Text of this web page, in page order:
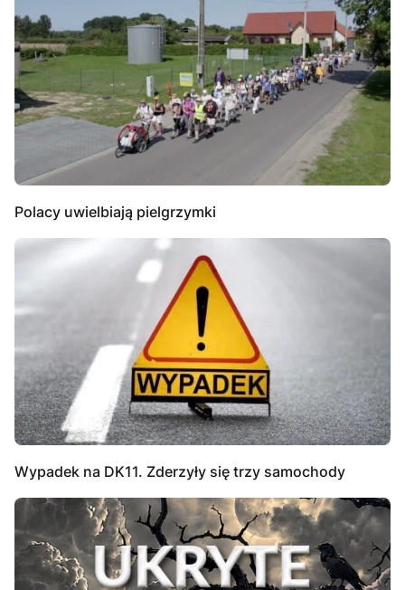
Polacy uwielbiają pielgrzymki
Wypadek na DK11. Zderzyły się trzy samochody